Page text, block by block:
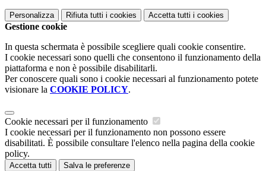
Personalizza Rifiuta tutti i cookies Accetta tutti i cookies
Gestione cookie
In questa schermata è possibile scegliere quali cookie consentire.
I cookie necessari sono quelli che consentono il funzionamento della
piattaforma e non è possibile disabilitarli.
Per conoscere quali sono i cookie necessari al funzionamento potete
visionare la COOKIE POLICY.
Cookie necessari per il funzionamento
I cookie necessari per il funzionamento non possono essere
disabilitati. È possibile consultare l'elenco nella pagina della cookie
policy.
Accetta tutti Salva le preferenze